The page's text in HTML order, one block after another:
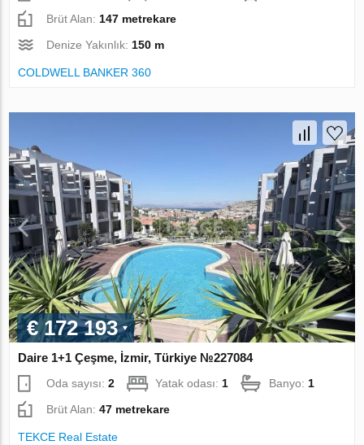
Brüt Alan: 147 metrekare
Denize Yakınlık: 150 m
COLDWELL BANKER 360
€ 172 193
Daire 1+1 Çeşme, İzmir, Türkiye №227084
Oda sayısı:2 Yatak odası:1 Banyo:1
Brüt Alan:47 metrekare
TEKCE Real Estate